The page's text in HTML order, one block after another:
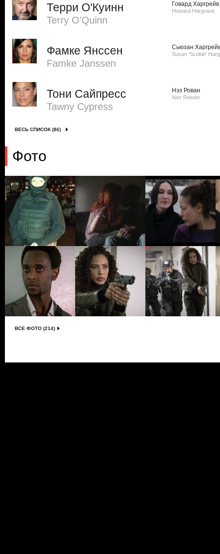
Терри О'Куинн
Terry O'Quinn
Говард Харгрейв
Howard Hargrave
Фамке Янссен
Famke Janssen
Сьюзан
Susan 'Scottie'
Тони Сайпресс
Tawny Cypress
Нэз Рован
Nez Rowan
ВЕСЬ СПИСОК (86)
Фото
ВСЕ ФОТО (214)